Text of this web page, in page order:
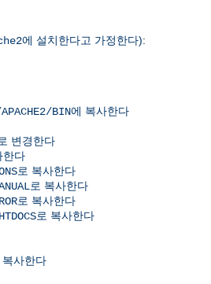
에 설치한다고 가정한다):
BIN에 복사한다
변경한다
한다
로 복사한다
로 복사한다
로 복사한다
로 복사한다
사한다